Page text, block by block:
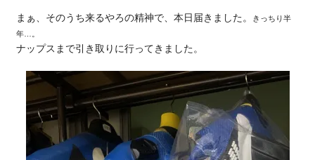
まぁ、そのうち来るやろの精神で、本日届きました。
きっちり半
年…。
ナップスまで引き取りに行ってきました。